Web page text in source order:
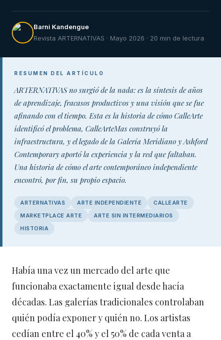
Barni Kandengue
Revista ARTERNATIVAS · Mayo 2026 · 20 min de lectura
RESUMEN DEL ARTÍCULO
ARTERNATIVAS no surgió de la nada: es la síntesis de años
de aprendizaje, fracasos productivos y una visión que se fue
afinando con el tiempo. Esta es la historia de cómo CalleArte
identificó el problema, CalleArteMas construyó la
infraestructura, y el legado de la Galería Meridiano y Ashford
Contemporary aportó la experiencia y la red que faltaban.
Una historia de cómo el arte contemporáneo independiente
encontró, por fin, su propio espacio.
ARTERNATIVAS ARTE INDEPENDIENTE
CALLEARTE
MARKETPLACE ARTE
ARTE SIN INTERMEDIARIOS
HISTORIA
Había una vez un mercado del arte que
funcionaba exactamente igual desde hacía
décadas. Las galerías tradicionales controlaban
quién podía exponer y quién no. Los artistas
cedían entre el 40% y el 50% de cada venta a